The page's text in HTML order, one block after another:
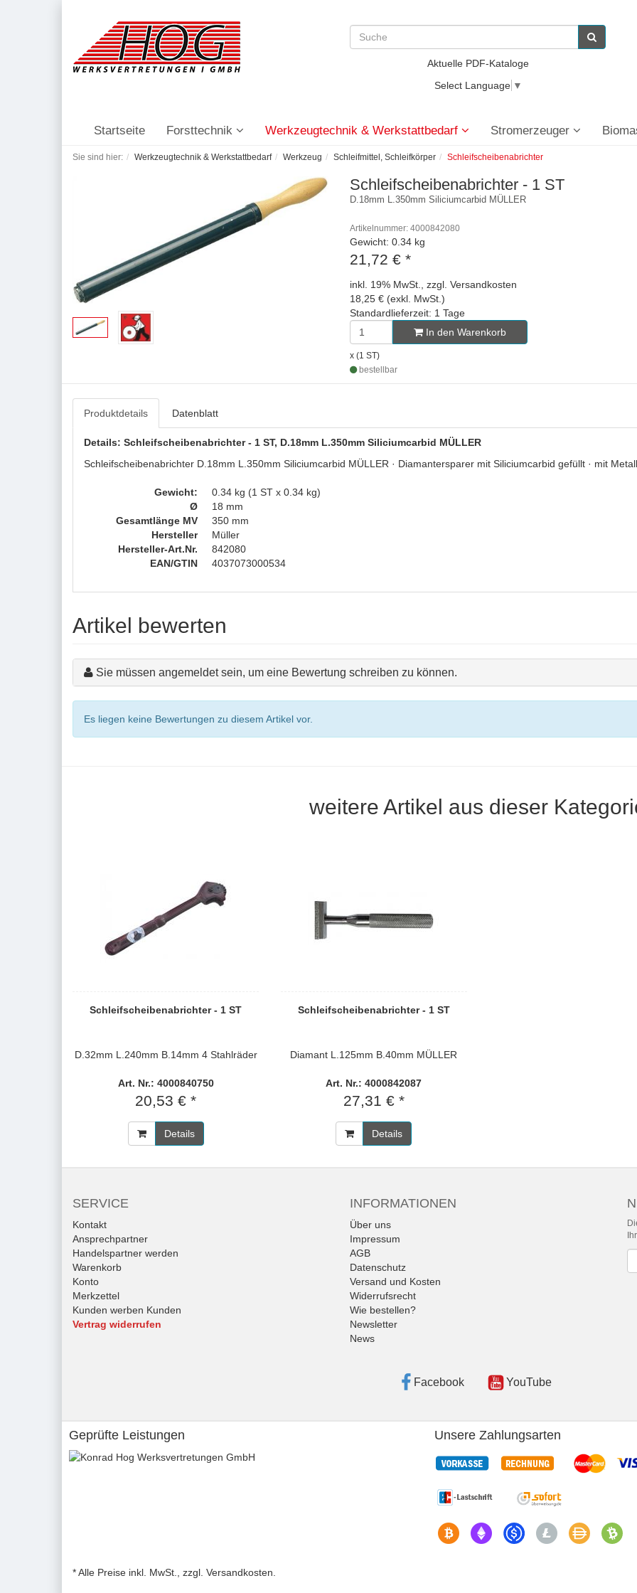
Aktuelle PDF-Kataloge
Select Language ▼
Startseite Forsttechnik Werkzeugtechnik & Werkstattbedarf Stromerzeuger
Sie sind hier: Werkzeugtechnik & Werkstattbedarf Werkzeug Schleifmittel, Schleifkörper Schleifscheibenabrichter
Schleifscheibenabrichter - 1 ST
D.18mm L.350mm Siliciumcarbid MÜLLER
Artikelnummer: 4000842080
Gewicht: 0.34 kg
21,72 € *
inkl. 19% MwSt., zzgl. Versandkosten
18,25 € (exkl. MwSt.)
Standardlieferzeit: 1 Tage
In den Warenkorb
x (1 ST)
bestellbar
Produktdetails Datenblatt
Details: Schleifscheibenabrichter - 1 ST, D.18mm L.350mm Siliciumcarbid MÜLLER
Schleifscheibenabrichter D.18mm L.350mm Siliciumcarbid MÜLLER · Diamantersparer mit Siliciumcarbid gefüllt · mit
Gewicht:
0.34 kg (1 ST x 0.34 kg)
Ø
18 mm
Gesamtlänge MV
350 mm
Hersteller
Müller
Hersteller-Art.Nr.
842080
EAN/GTIN
4037073000534
Artikel bewerten
Sie müssen angemeldet sein, um eine Bewertung schreiben zu können.
Es liegen keine Bewertungen zu diesem Artikel vor.
weitere Artikel aus dieser
Schleifscheibenabrichter - 1 ST
D.32mm L.240mm B.14mm 4 Stahlräder
Art. Nr.: 4000840750
20,53 € *
Details
Schleifscheibenabrichter - 1 ST
Diamant L.125mm B.40mm MÜLLER
Art. Nr.: 4000842087
27,31 € *
Details
SERVICE
Kontakt
Ansprechpartner
Handelspartner werden
Warenkorb
Konto
Merkzettel
Kunden werben Kunden
Vertrag widerrufen
INFORMATIONEN
Über uns
Impressum
AGB
Datenschutz
Versand und Kosten
Widerrufsrecht
Wie bestellen?
Newsletter
News
Facebook YouTube
Geprüfte Leistungen Unsere Zahlungsarten
* Alle Preise inkl. MwSt., zzgl. Versandkosten.